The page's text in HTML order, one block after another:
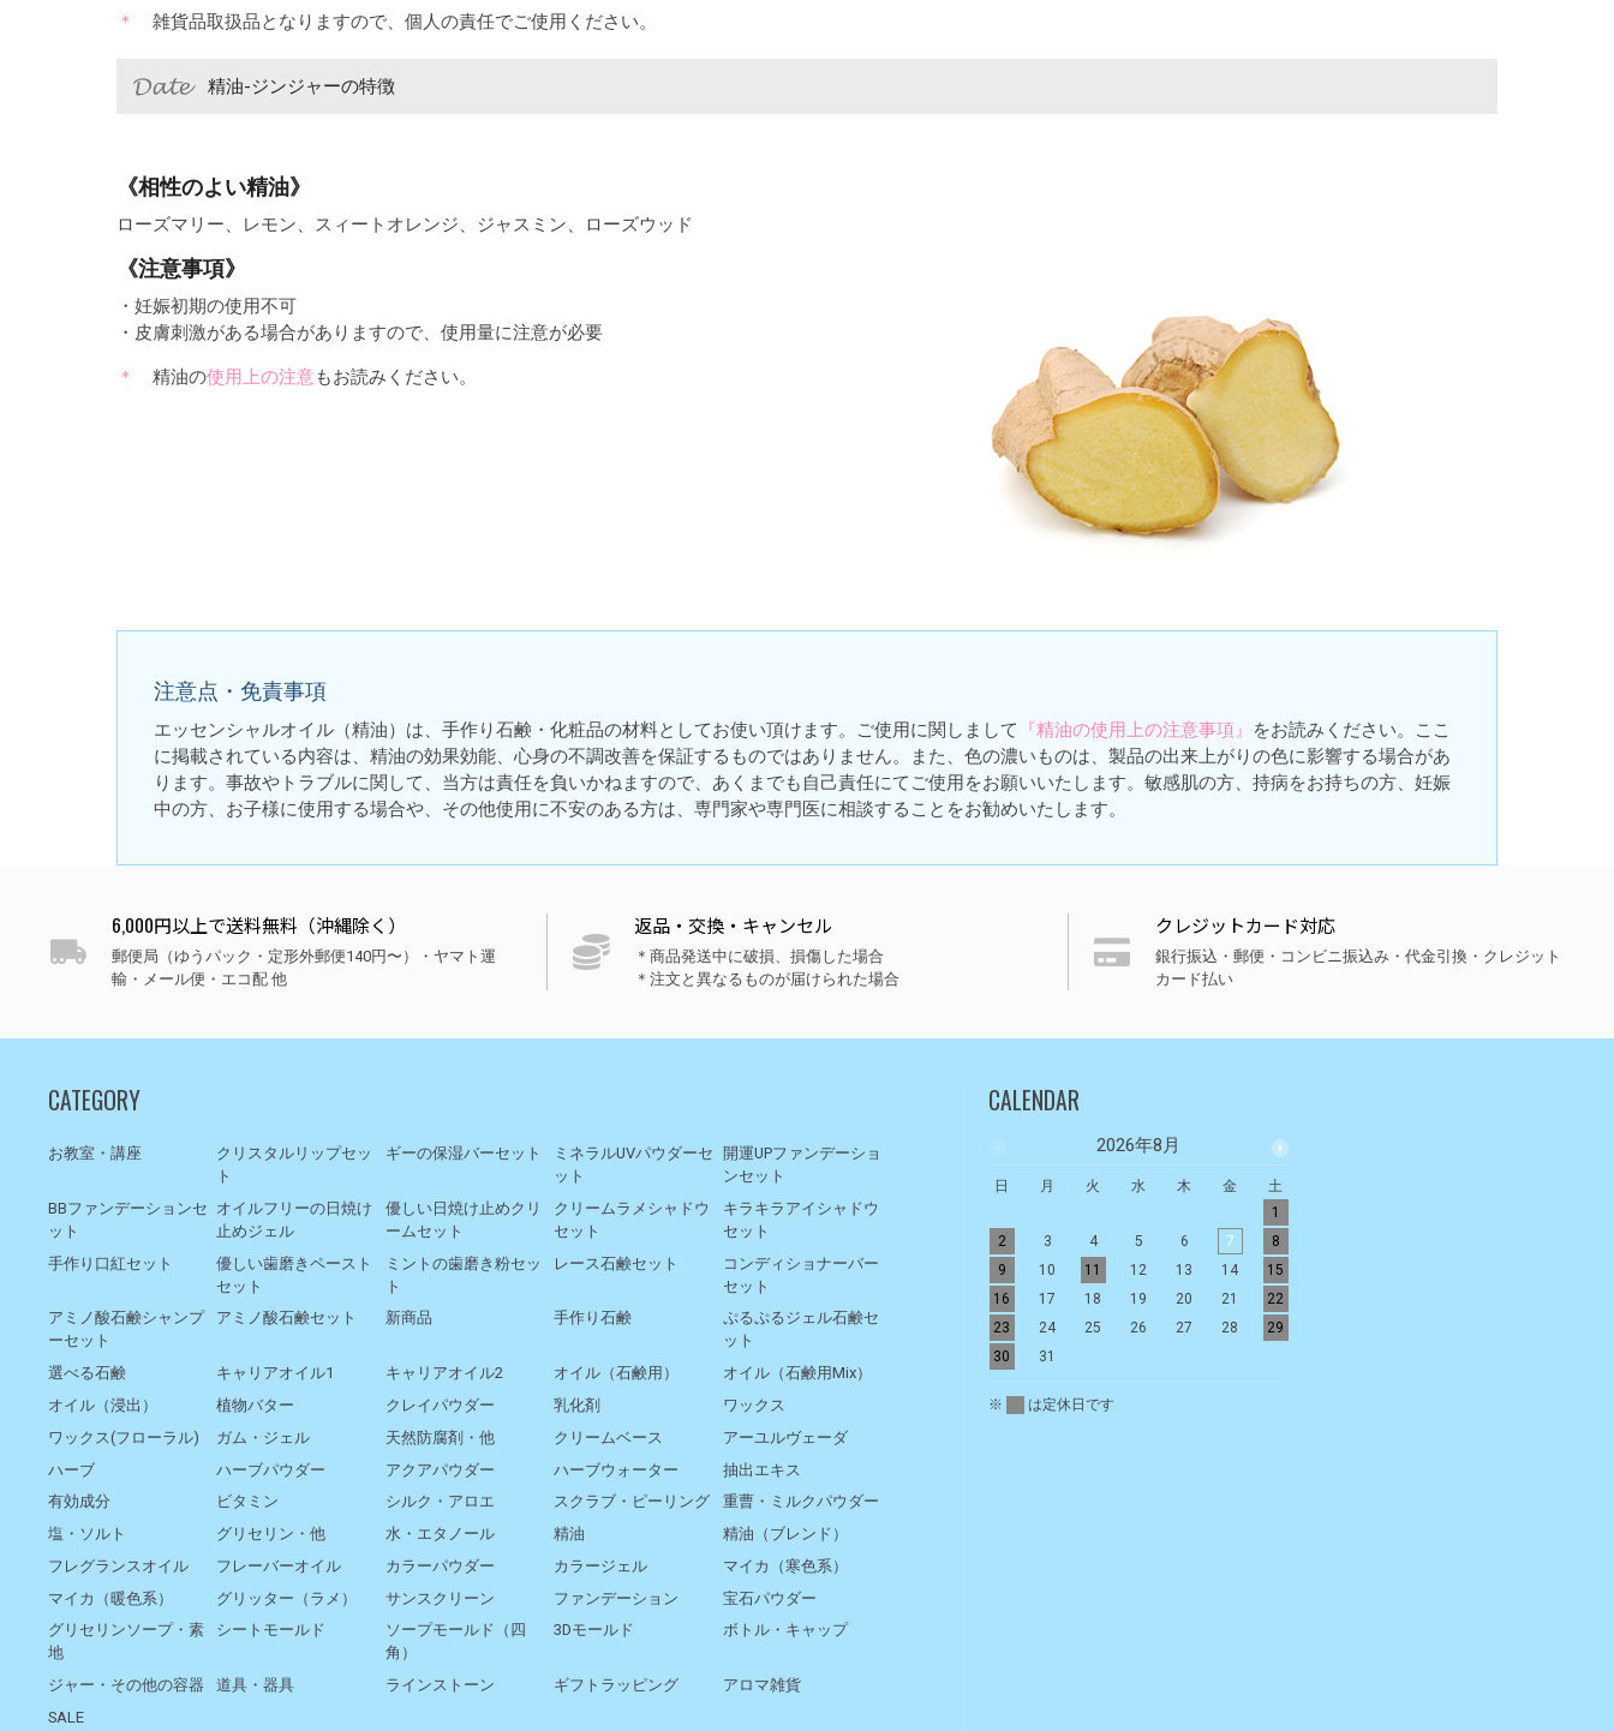
雑貨品取扱品となりますので、個人の責任でご使用ください。
精油-ジンジャーの特徴
《相性のよい精油》
ローズマリー、レモン、スィートオレンジ、ジャスミン、ローズウッド
《注意事項》
・妊娠初期の使用不可
・皮膚刺激がある場合がありますので、使用量に注意が必要
精油の使用上の注意 もお読みください。
注意点・免責事項
エッセンシャルオイル（精油）は、手作り石鹸・化粧品の材料としてお使い頂けます。ご使用に関しまして 『精油の使用上の注意事項』
をお読みください。ここ
に掲載されている内容は、精油の効果効能、心身の不調改善を保証するものではありません。また、色の濃いものは、製品の出来上がりの色に影響する場合があ
ります。事故やトラブルに関して、当方は責任を負いかねますので、あくまでも自己責任にてご使用をお願いいたします。敏感肌の方、持病をお持ちの方、妊娠
中の方、お子様に使用する場合や、その他使用に不安のある方は、専門家や専門医に相談することをお勧めいたします。
6,000円以上で送料無料（沖縄除く）
郵便局（ゆうパック・定形外郵便140円〜）・ヤマト運
輸・メール便・エコ配 他
返品・交換・キャンセル
＊商品発送中に破損、損傷した場合
＊注文と異なるものが届けられた場合
クレジットカード対応
銀行振込・郵便・コンビニ振込み・代金引換・クレジット
カード払い
CATEGORY
お教室・講座
クリスタルリップセッ
ト
ギーの保湿バーセット
ミネラルUVパウダーセ
ット
開運UPファンデーショ
ンセット
BBファンデーションセ
ット
オイルフリーの日焼け
止めジェル
優しい日焼け止めクリ
ームセット
クリームラメシャドウ
セット
キラキラアイシャドウ
セット
手作り口紅セット
優しい歯磨きペースト
セット
ミントの歯磨き粉セッ
ト
レース石鹸セット
コンディショナーバー
セット
アミノ酸石鹸シャンプ
ーセット
アミノ酸石鹸セット 新商品 手作り石鹸
ぷるぷるジェル石鹸セ
ット
選べる石鹸
キャリアオイル1 キャリアオイル2 オイル（石鹸用）
オイル（石鹸用Mix）
オイル（浸出）
植物バター クレイパウダー 乳化剤
ワックス
ワックス(フローラル)
ガム・ジェル 天然防腐剤・他 クリームベース
アーユルヴェーダ
ハーブ
ハーブパウダー アクアパウダー ハーブウォーター
抽出エキス
有効成分
ビタミン シルク・アロエ スクラブ・ピーリング
重曹・ミルクパウダー
塩・ソルト
グリセリン・他 水・エタノール 精油
精油（ブレンド）
フレグランスオイル
フレーバーオイル カラーパウダー カラージェル
マイカ（寒色系）
マイカ（暖色系）
グリッター（ラメ） サンスクリーン ファンデーション
宝石パウダー
グリセリンソープ・素
地
シートモールド
ソープモールド（四
角）
3Dモールド ボトル・キャップ
ジャー・その他の容器 道具・器具 ラインストーン ギフトラッピング
アロマ雑貨
SALE
CALENDAR
2026年8月
日 月 火 水 木 金
土
1
2
3 4 5 6 7
8
9
10 11 12 13 14
15
16
17 18 19 20 21
22
23
24 25 26 27 28
29
30
31
※ は定休日です